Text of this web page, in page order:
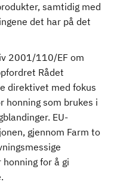
samtidig med
det har på det
2001/110/EF om
Rådet
direktivet med fokus
honning som brukes i
EU-
gjennom Farm to
for å gi